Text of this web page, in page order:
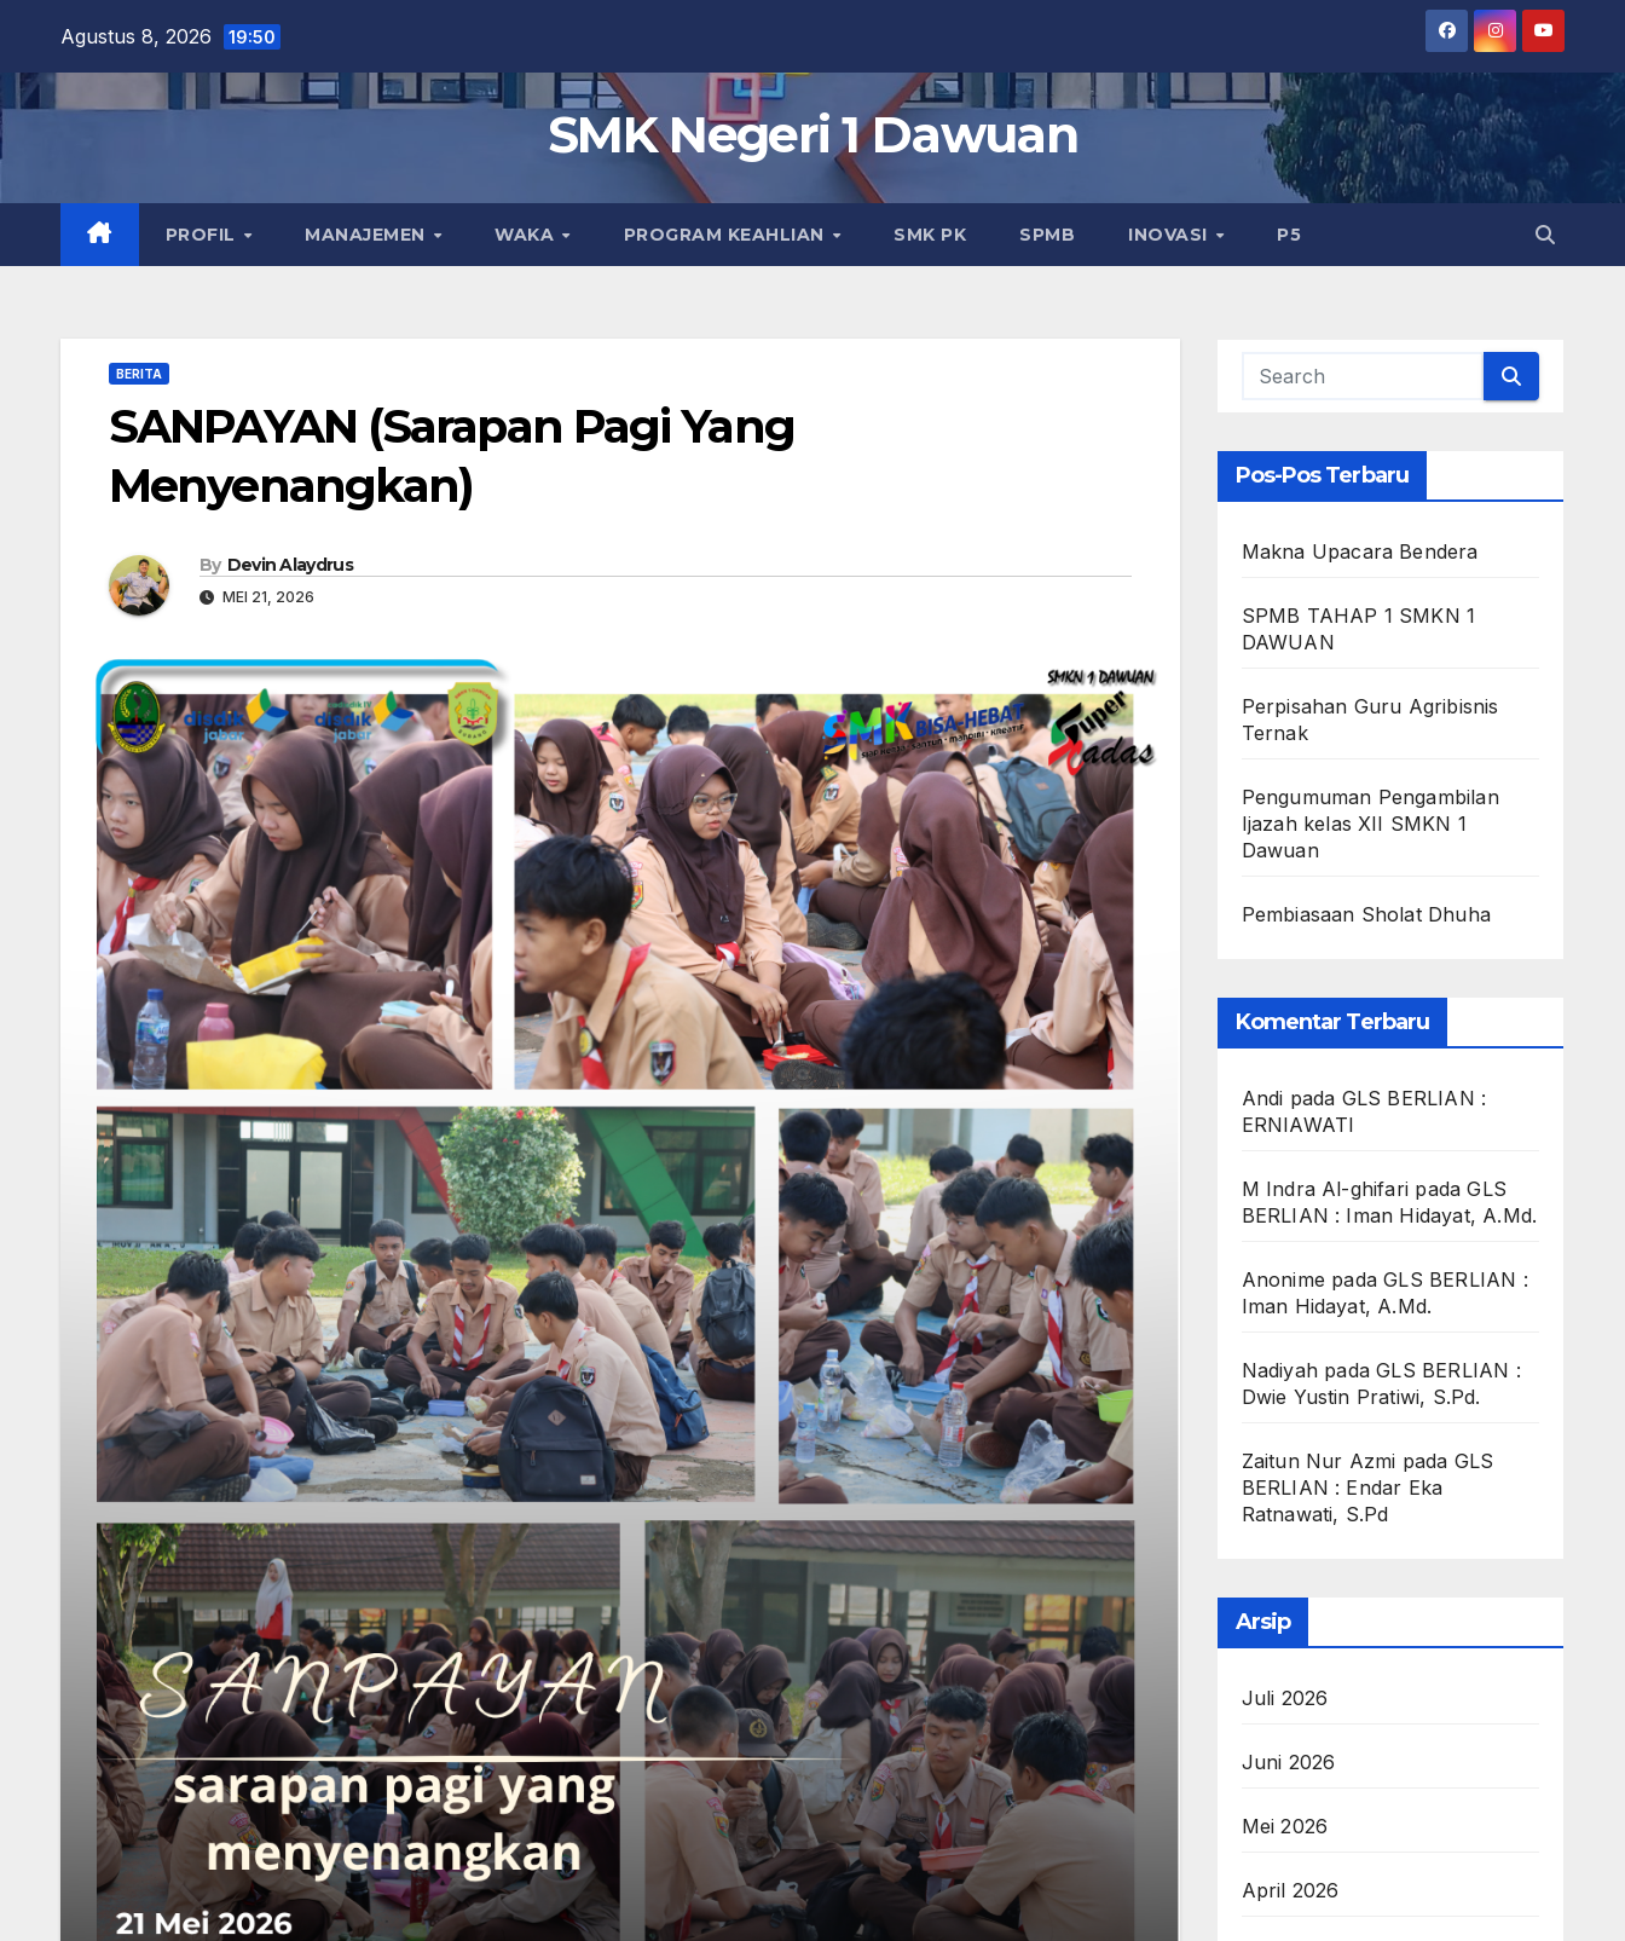
content
Agustus 8, 2026 19:50
SMK Negeri 1 Dawuan
PROFIL MANAJEMEN WAKA PROGRAM KEAHLIAN SMK PK SPMB INOVASI P5
BERITA
SANPAYAN (Sarapan Pagi Yang
Menyenangkan)
By Devin Alaydrus
MEI 21, 2026
Pos-Pos Terbaru
Makna Upacara Bendera
SPMB TAHAP 1 SMKN 1
DAWUAN
Perpisahan Guru Agribisnis
Ternak
Pengumuman Pengambilan
Ijazah kelas XII SMKN 1
Dawuan
Pembiasaan Sholat Dhuha
Komentar Terbaru
Andi pada GLS BERLIAN :
ERNIAWATI
M Indra Al-ghifari padaGLS
BERLIAN : Iman Hidayat, A.Md.
Anonime padaGLS BERLIAN :
Iman Hidayat, A.Md.
NadiyahpadaGLS BERLIAN :
Dwie Yustin Pratiwi, S.Pd.
Zaitun Nur Azmi pada GLS
BERLIAN : Endar Eka
Ratnawati, S.Pd
Arsip
Juli 2026
Juni 2026
Mei 2026
April 2026